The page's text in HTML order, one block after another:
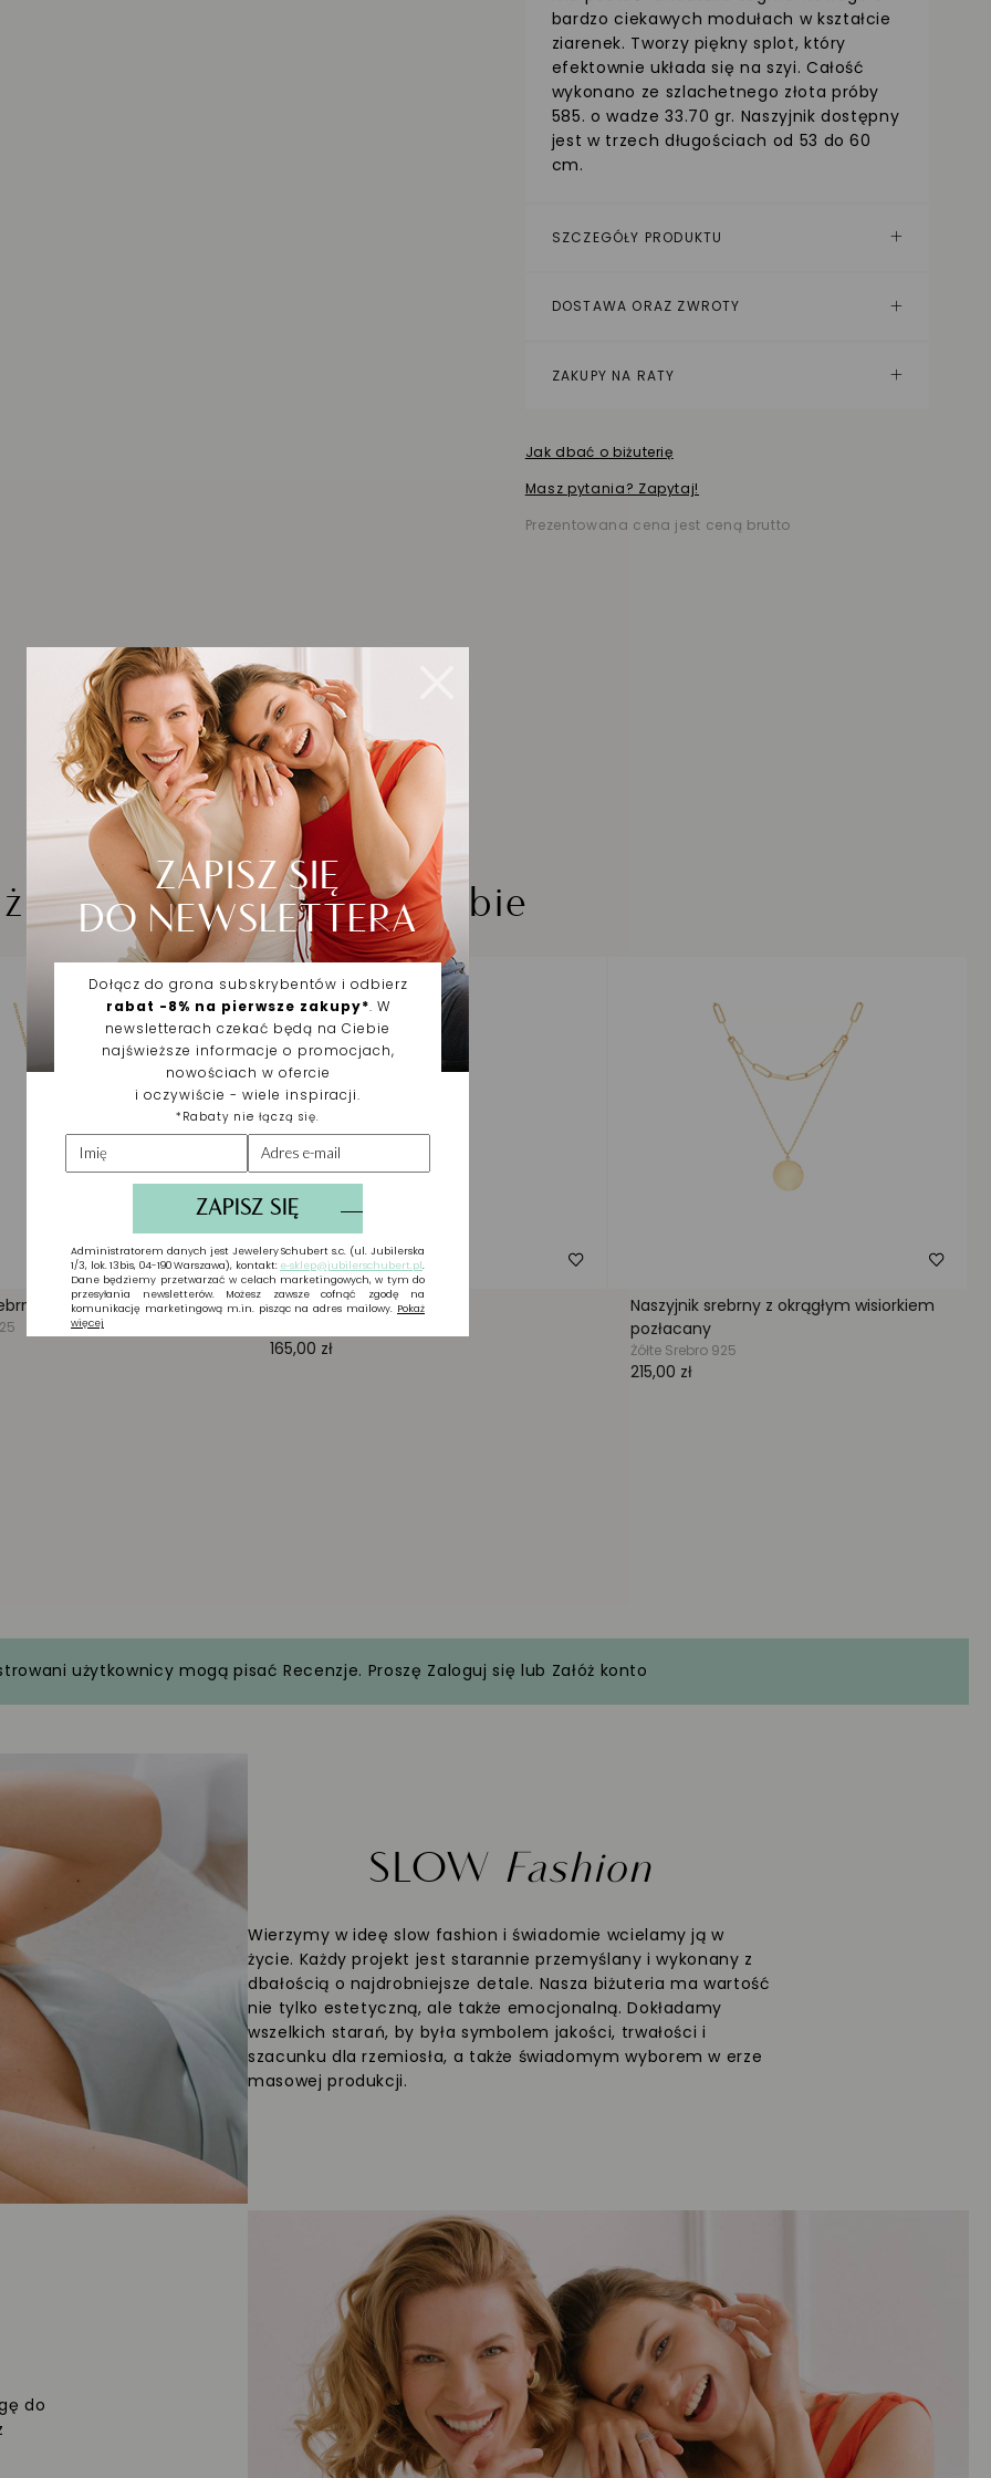
bardzo ciekawych modułach w kształcie
ziarenek. Tworzy piękny splot, który
efektownie układa się na szyi. Całość
wykonano ze szlachetnego złota próby
585. o wadze 33.70 gr. Naszyjnik dostępny
jest w trzech długościach od 53 do 60
cm.
SZCZEGÓŁY PRODUKTU
DOSTAWA ORAZ ZWROTY
ZAKUPY NA RATY
Jak dbać o biżuterię
Masz pytania? Zapytaj!
Prezentowana cena jest ceną brutto
wybrana dla Ciebie
użytkownicy mogą pisać Recenzje. Proszę Zaloguj się lub Załóż konto
SLOW Fashion
Wierzymy w ideę slow fashion i świadomie wcielamy ją w
życie. Każdy projekt jest starannie przemyślany i wykonany z
dbałością o najdrobniejsze detale. Nasza biżuteria ma wartość
nie tylko estetyczną, ale także emocjonalną. Dokładamy
wszelkich starań, by była symbolem jakości, trwałości i
szacunku dla rzemiosła, a także świadomym wyborem w erze
masowej produkcji.
do